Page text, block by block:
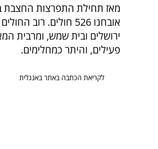
מאז תחילת התפרצות החצבת
אובחנו 526 חולים.
פעילים, והיתר כמחלימים.
לקריאת הכתבה באתר באנגלית